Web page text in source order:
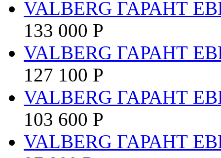
VALBERG ГАРАНТ
133 000 Р
VALBERG ГАРАНТ
127 100 Р
VALBERG ГАРАНТ
103 600 Р
VALBERG ГАРАНТ